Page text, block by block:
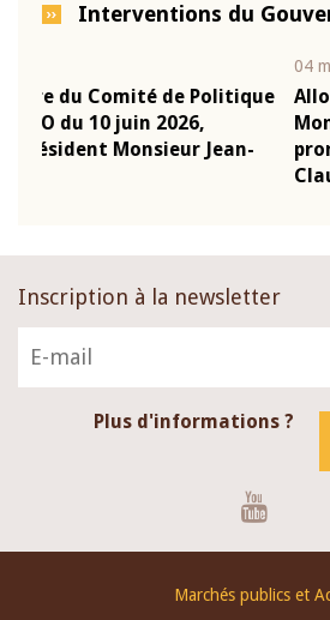
Interventions du
Allocution d'ouverture du
Monétaire de la BCEAO du 4
prononcée par son Président
Inscription à la newsletter
Plus d'informations ?
Marchés publics et